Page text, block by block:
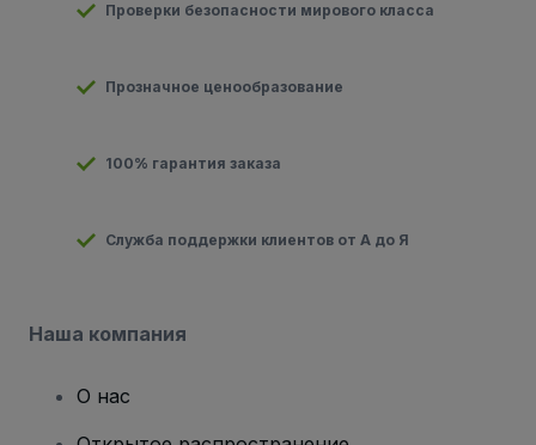
Проверки безопасности мирового класса
Прозначное ценообразование
100% гарантия заказа
Служба поддержки клиентов от А до Я
Наша компания
О нас